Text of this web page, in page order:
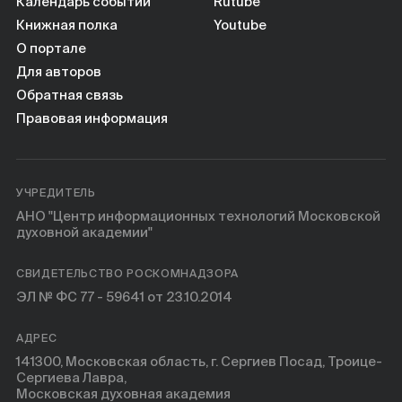
Книжная полка
О портале
Для авторов
Обратная связь
Правовая информация
Youtube
УЧРЕДИТЕЛЬ
АНО "Центр информационных технологий Московской
духовной академии"
СВИДЕТЕЛЬСТВО РОСКОМНАДЗОРА
ЭЛ № ФС 77 - 59641 от 23.10.2014
АДРЕС
141300, Московская область, г. Сергиев Посад, Троице-
Сергиева Лавра,
Московская духовная академия